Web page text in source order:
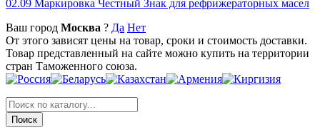
02.09 Маркировка Честный Знак для рефрижераторных масел
Ваш город Москва ? Да Нет
От этого зависят цены на товар, сроки и стоимость доставки.
Товар представленный на сайте можно купить на территории
стран Таможенного союза.